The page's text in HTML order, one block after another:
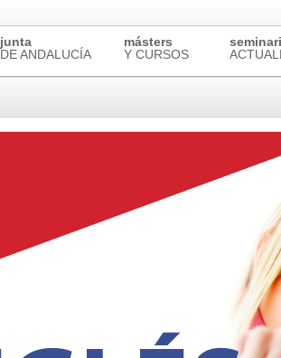
junta
DE ANDALUCÍA
másters
Y CURSOS